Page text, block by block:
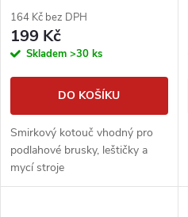
164 Kč bez DPH
199 Kč
Skladem >30 ks
DO KOŠÍKU
Smirkový kotouč vhodný pro
podlahové brusky, leštičky a
mycí stroje